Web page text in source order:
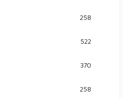
258
522
370
258